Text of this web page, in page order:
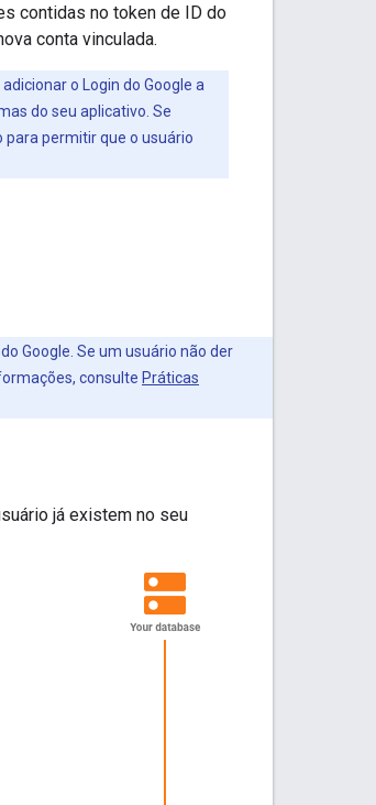
contidas no token de ID do
conta vinculada.
o Login do Google a
do seu aplicativo. Se
para permitir que o usuário
Google. Se um usuário não der
consulte Práticas
já existem no seu